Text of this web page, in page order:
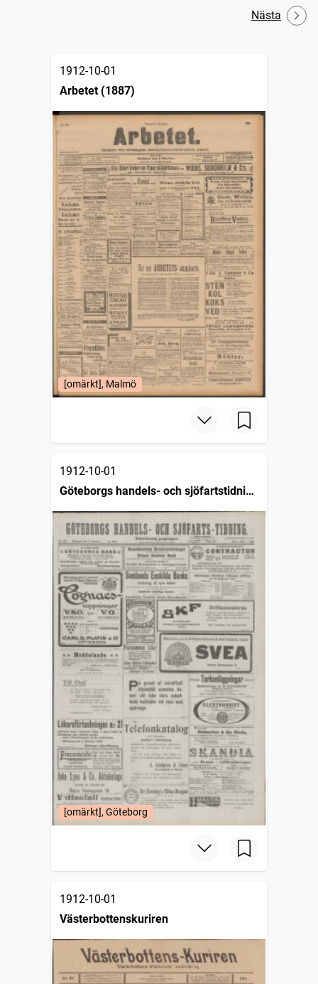
Nästa
1912-10-01
Arbetet (1887)
[omärkt], Malmö
1912-10-01
Göteborgs handels- och sjöfartstidning
(1832)
[omärkt], Göteborg
1912-10-01
Västerbottenskuriren